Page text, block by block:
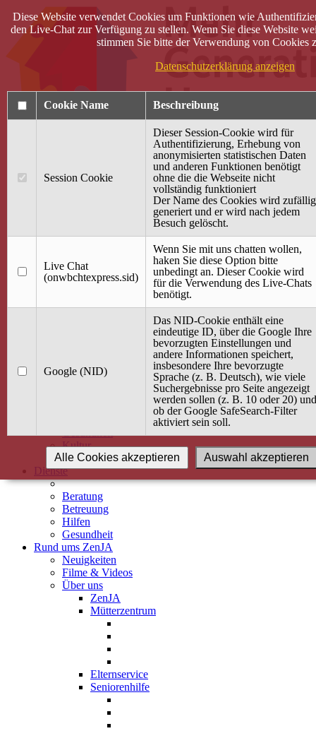
40 Jahre Mütterzentrum
Terminkalender
Gemeinsam aktiv
Gemeinsam unterwegs
wirFAIRändern
Angebot / Kurs suchen
Babybauch & Elternschaft
Gesundheit
Kultur
Alle Kurse
Dienste
Beratung
Betreuung
Hilfen
Gesundheit
Rund ums ZenJA
Neuigkeiten
Filme & Videos
Über uns
ZenJA
Mütterzentrum
Elternservice
Seniorenhilfe
Diese Website verwendet Cookies um Funktionen wie
den Live-Chat zur Verfügung zu stellen. Wenn Sie diese Website
stimmen Sie bitte der Verwendung von Cookies
Datenschutzerklärung anzeigen
Cookie Name Beschreibung
Session Cookie
Dieser Session-Cookie wird für
Authentifizierung, Erhebung von
anonymisierten statistischen Daten
und anderen Funktionen benötigt
ohne die die Webseite nicht
vollständig funktioniert
Der Name des Cookies wird zufällig
generiert und er wird nach jedem
Besuch gelöscht.
Live Chat
(onwbchtexpress.sid)
Wenn Sie mit uns chatten wollen,
haken Sie diese Option bitte
unbedingt an. Dieser Cookie wird
für die Verwendung des Live-Chats
benötigt.
Google (NID)
Das NID-Cookie enthält eine
eindeutige ID, über die Google Ihre
bevorzugten Einstellungen und
andere Informationen speichert,
insbesondere Ihre bevorzugte
Sprache (z. B. Deutsch), wie viele
Suchergebnisse pro Seite angezeigt
werden sollen (z. B. 10 oder 20) und
ob der Google SafeSearch-Filter
aktiviert sein soll.
Auswahl akzeptieren
Alle Cookies akzeptieren